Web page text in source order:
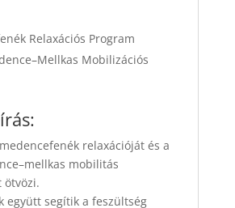
Relaxációs Program
Mobilizációs
relaxációját és a
mobilitás
ötvözi.
együtt segítik a feszültség